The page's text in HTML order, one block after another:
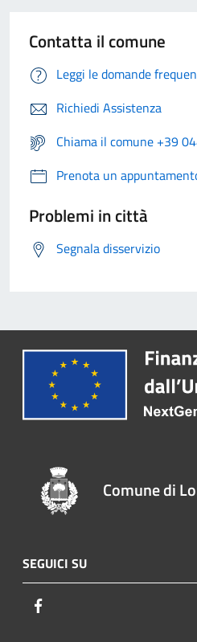
Contatta il comune
Leggi le domande
Richiedi Assistenza
Chiama il comune +39
Prenota un
Problemi in città
Segnala disservizio
Comune di
SEGUICI SU